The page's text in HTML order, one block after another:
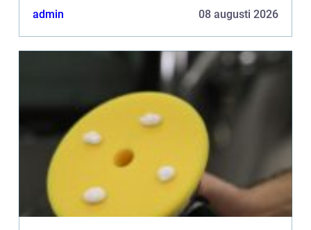
admin 08 augusti 2026